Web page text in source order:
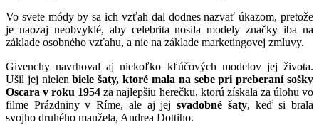
Vo svete módy by sa ich vzťah dal dodnes nazvať úkazom, pretože
je naozaj neobvyklé, aby celebrita nosila modely značky iba na
základe osobného vzťahu, a nie na základe marketingovej zmluvy.
Givenchy navrhoval aj niekoľko kľúčových modelov jej života.
Ušil jej nielenbiele šaty, ktoré mala na sebe pri preberaní sošky
Oscara v roku 1954 za najlepšiu herečku, ktorú získala za úlohu vo
filme Prázdniny v Ríme, ale aj jejsvadobné šaty, keď si brala
svojho druhého manžela, Andrea Dottiho.